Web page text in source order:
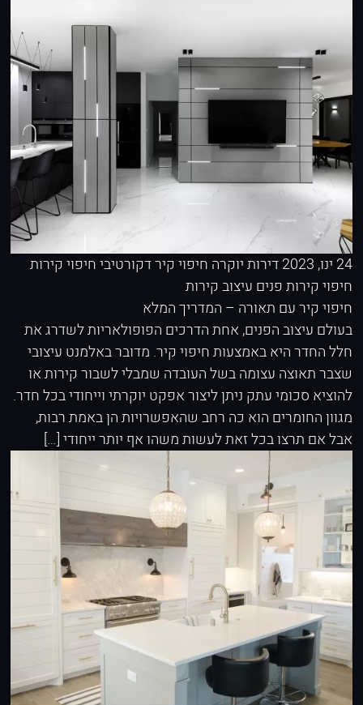
24 ינו, 2023 דירות יוקרה חיפוי קיר דקורטיביחיפוי קירות
חיפוי קירות פנים עיצוב קירות
חיפוי קיר עם תאורה – המדריך המלא
בעולם עיצוב הפנים, אחת הדרכים הפופולאריות לשדרג את
חלל החדר היא באמצעות חיפוי קיר. מדובר באלמנט עיצובי
שצבר תאוצה עצומה בשל העובדה שמבלי לשבור קירות או
להוציא סכומי עתק ניתן ליצור אפקט יוקרתי וייחודי בכל חדר.
מגוון החומרים הוא כה רחב שהאפשרויות הן באמת רבות,
אבל אם תרצו בכל זאת לעשות משהו אף יותר ייחודי […]